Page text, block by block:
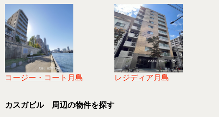
コージー・コート月島 レジディア月島
カスガビル 周辺の物件を探す